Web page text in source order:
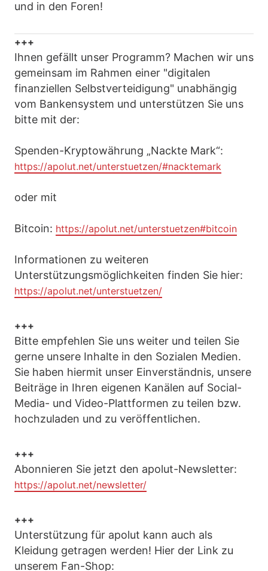
und in den Foren!
+++
Ihnen gefällt unser Programm? Machen wir uns
gemeinsam im Rahmen einer "digitalen
finanziellen Selbstverteidigung" unabhängig
vom Bankensystem und unterstützen Sie uns
bitte mit der:
Spenden-Kryptowährung „Nackte Mark“:
https://apolut.net/unterstuetzen/#nacktemark
oder mit
Bitcoin: https://apolut.net/unterstuetzen#bitcoin
Informationen zu weiteren
Unterstützungsmöglichkeiten finden Sie hier:
https://apolut.net/unterstuetzen/
+++
Bitte empfehlen Sie uns weiter und teilen Sie
gerne unsere Inhalte in den Sozialen Medien.
Sie haben hiermit unser Einverständnis, unsere
Beiträge in Ihren eigenen Kanälen auf Social-
Media- und Video-Plattformen zu teilen bzw.
hochzuladen und zu veröffentlichen.
+++
Abonnieren Sie jetzt den apolut-Newsletter:
https://apolut.net/newsletter/
+++
Unterstützung für apolut kann auch als
Kleidung getragen werden! Hier der Link zu
unserem Fan-Shop: